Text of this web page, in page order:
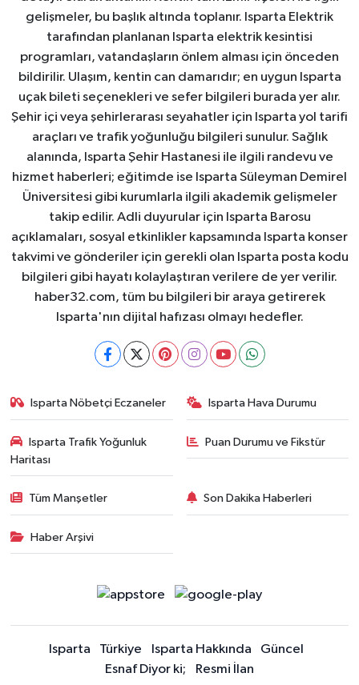
gelişmeler, bu başlık altında toplanır. Isparta Elektrik
tarafından planlanan Isparta elektrik kesintisi
programları, vatandaşların önlem alması için önceden
bildirilir. Ulaşım, kentin can damarıdır; en uygun Isparta
uçak bileti seçenekleri ve sefer bilgileri burada yer alır.
Şehir içi veya şehirlerarası seyahatler için Isparta yol tarifi
araçları ve trafik yoğunluğu bilgileri sunulur. Sağlık
alanında, Isparta Şehir Hastanesi ile ilgili randevu ve
hizmet haberleri; eğitimde ise Isparta Süleyman Demirel
Üniversitesi gibi kurumlarla ilgili akademik gelişmeler
takip edilir. Adli duyurular için Isparta Barosu
açıklamaları, sosyal etkinlikler kapsamında Isparta konser
takvimi ve gönderiler için gerekli olan Isparta posta kodu
bilgileri gibi hayatı kolaylaştıran verilere de yer verilir.
haber32.com, tüm bu bilgileri bir araya getirerek
Isparta'nın dijital hafızası olmayı hedefler.
Isparta Nöbetçi Eczaneler Isparta Hava Durumu
Isparta Trafik Yoğunluk
Haritası
Puan Durumu ve Fikstür
Tüm Manşetler Son Dakika Haberleri
Haber Arşivi
Isparta Türkiye Isparta Hakkında
Güncel
Esnaf Diyor ki;
Resmi İlan